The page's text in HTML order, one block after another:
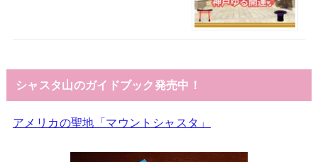
シャスタ山のガイドブック発売中！
アメリカの聖地「マウントシャスタ」